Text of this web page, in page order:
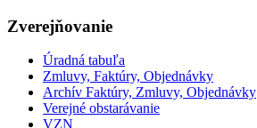
Zverejňovanie
Úradná tabuľa
Zmluvy, Faktúry, Objednávky
Archív Faktúry, Zmluvy, Objednávky
Verejné obstarávanie
VZN